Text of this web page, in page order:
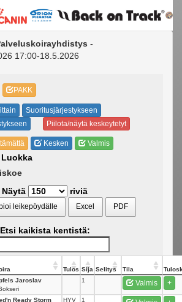
-
17:00-18.5.2026
PAKK
Suoritusjärjestykseen
Piilota/näytä keskeytetyt
Kesken Valmis
Luokka
Näytä
riviä
leikepöydälle Excel PDF
Etsi kaikista kentistä:
Tulos Sija Selitys Tila
Jaroslav
1 Valmis +
Ready Storm
HYV 1